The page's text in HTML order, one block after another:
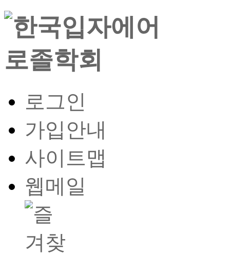
로그인
가입안내
사이트맵
웹메일